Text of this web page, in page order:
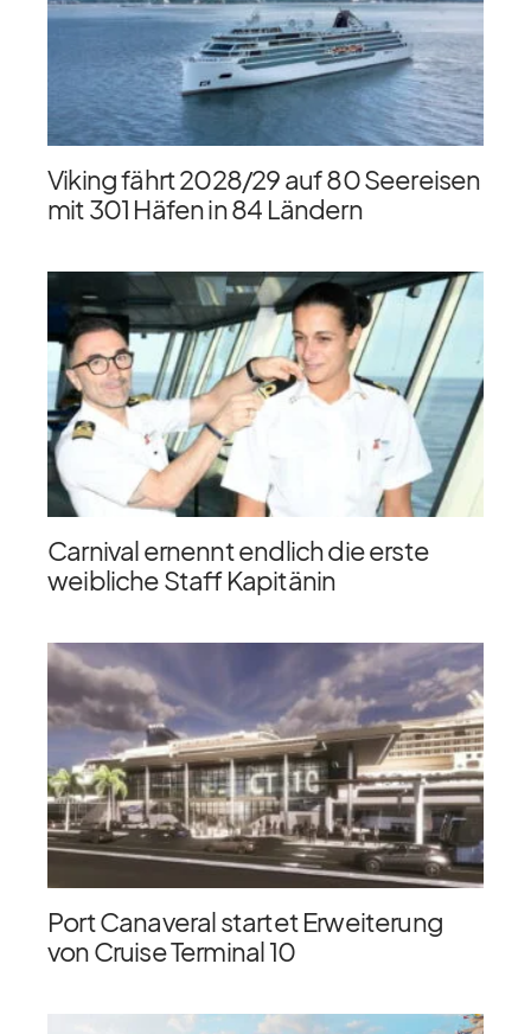
Viking fährt 2028/​29 auf 80 Seereisen
mit 301 Häfen in 84 Ländern
Carnival ernennt endlich die erste
weibliche Staff Kapitänin
Port Canaveral startet Erweiterung
von Cruise Terminal 10